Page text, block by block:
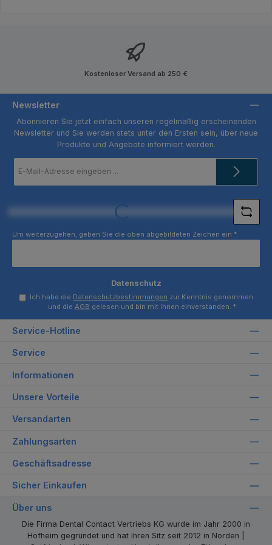
Kostenloser Versand ab 250 €
Newsletter
Abonnieren Sie jetzt einfach unseren regelmäßig erscheinenden
Newsletter und Sie werden stets unter den Ersten sein, über neue
Produkte und Angebote informiert werden.
Mail-
Loading...
Um weiterzugehen, geben Sie die oben abgebildeten Zeichen ein *
Datenschutz
Ich habe die Datenschutzbestimmungen zur Kenntnis genommen
und die AGB gelesen und bin mit ihnen einverstanden. *
Service-Hotline
Service
Informationen
Unsere Vorteile
Versandarten
Zahlungsarten
Geschäftsadresse
Sicher Einkaufen
Über uns
Die Firma Dental Contact Vertriebs KG wurde im Jahr 2000 in
Hofheim gegründet und hat ihren Sitz seit 2012 in Norden |